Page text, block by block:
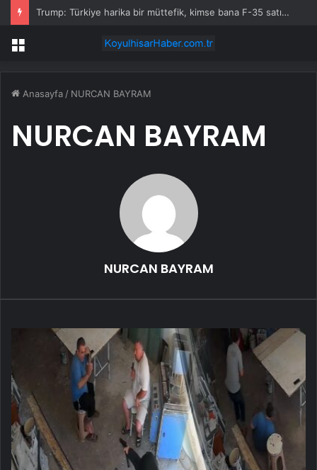
Trump: Türkiye harika bir müttefik, kimse bana F-35 satışı için ne yapmam gerektiğini söyleyemez
Menü
Anasayfa / NURCAN BAYRAM
NURCAN BAYRAM
NURCAN BAYRAM